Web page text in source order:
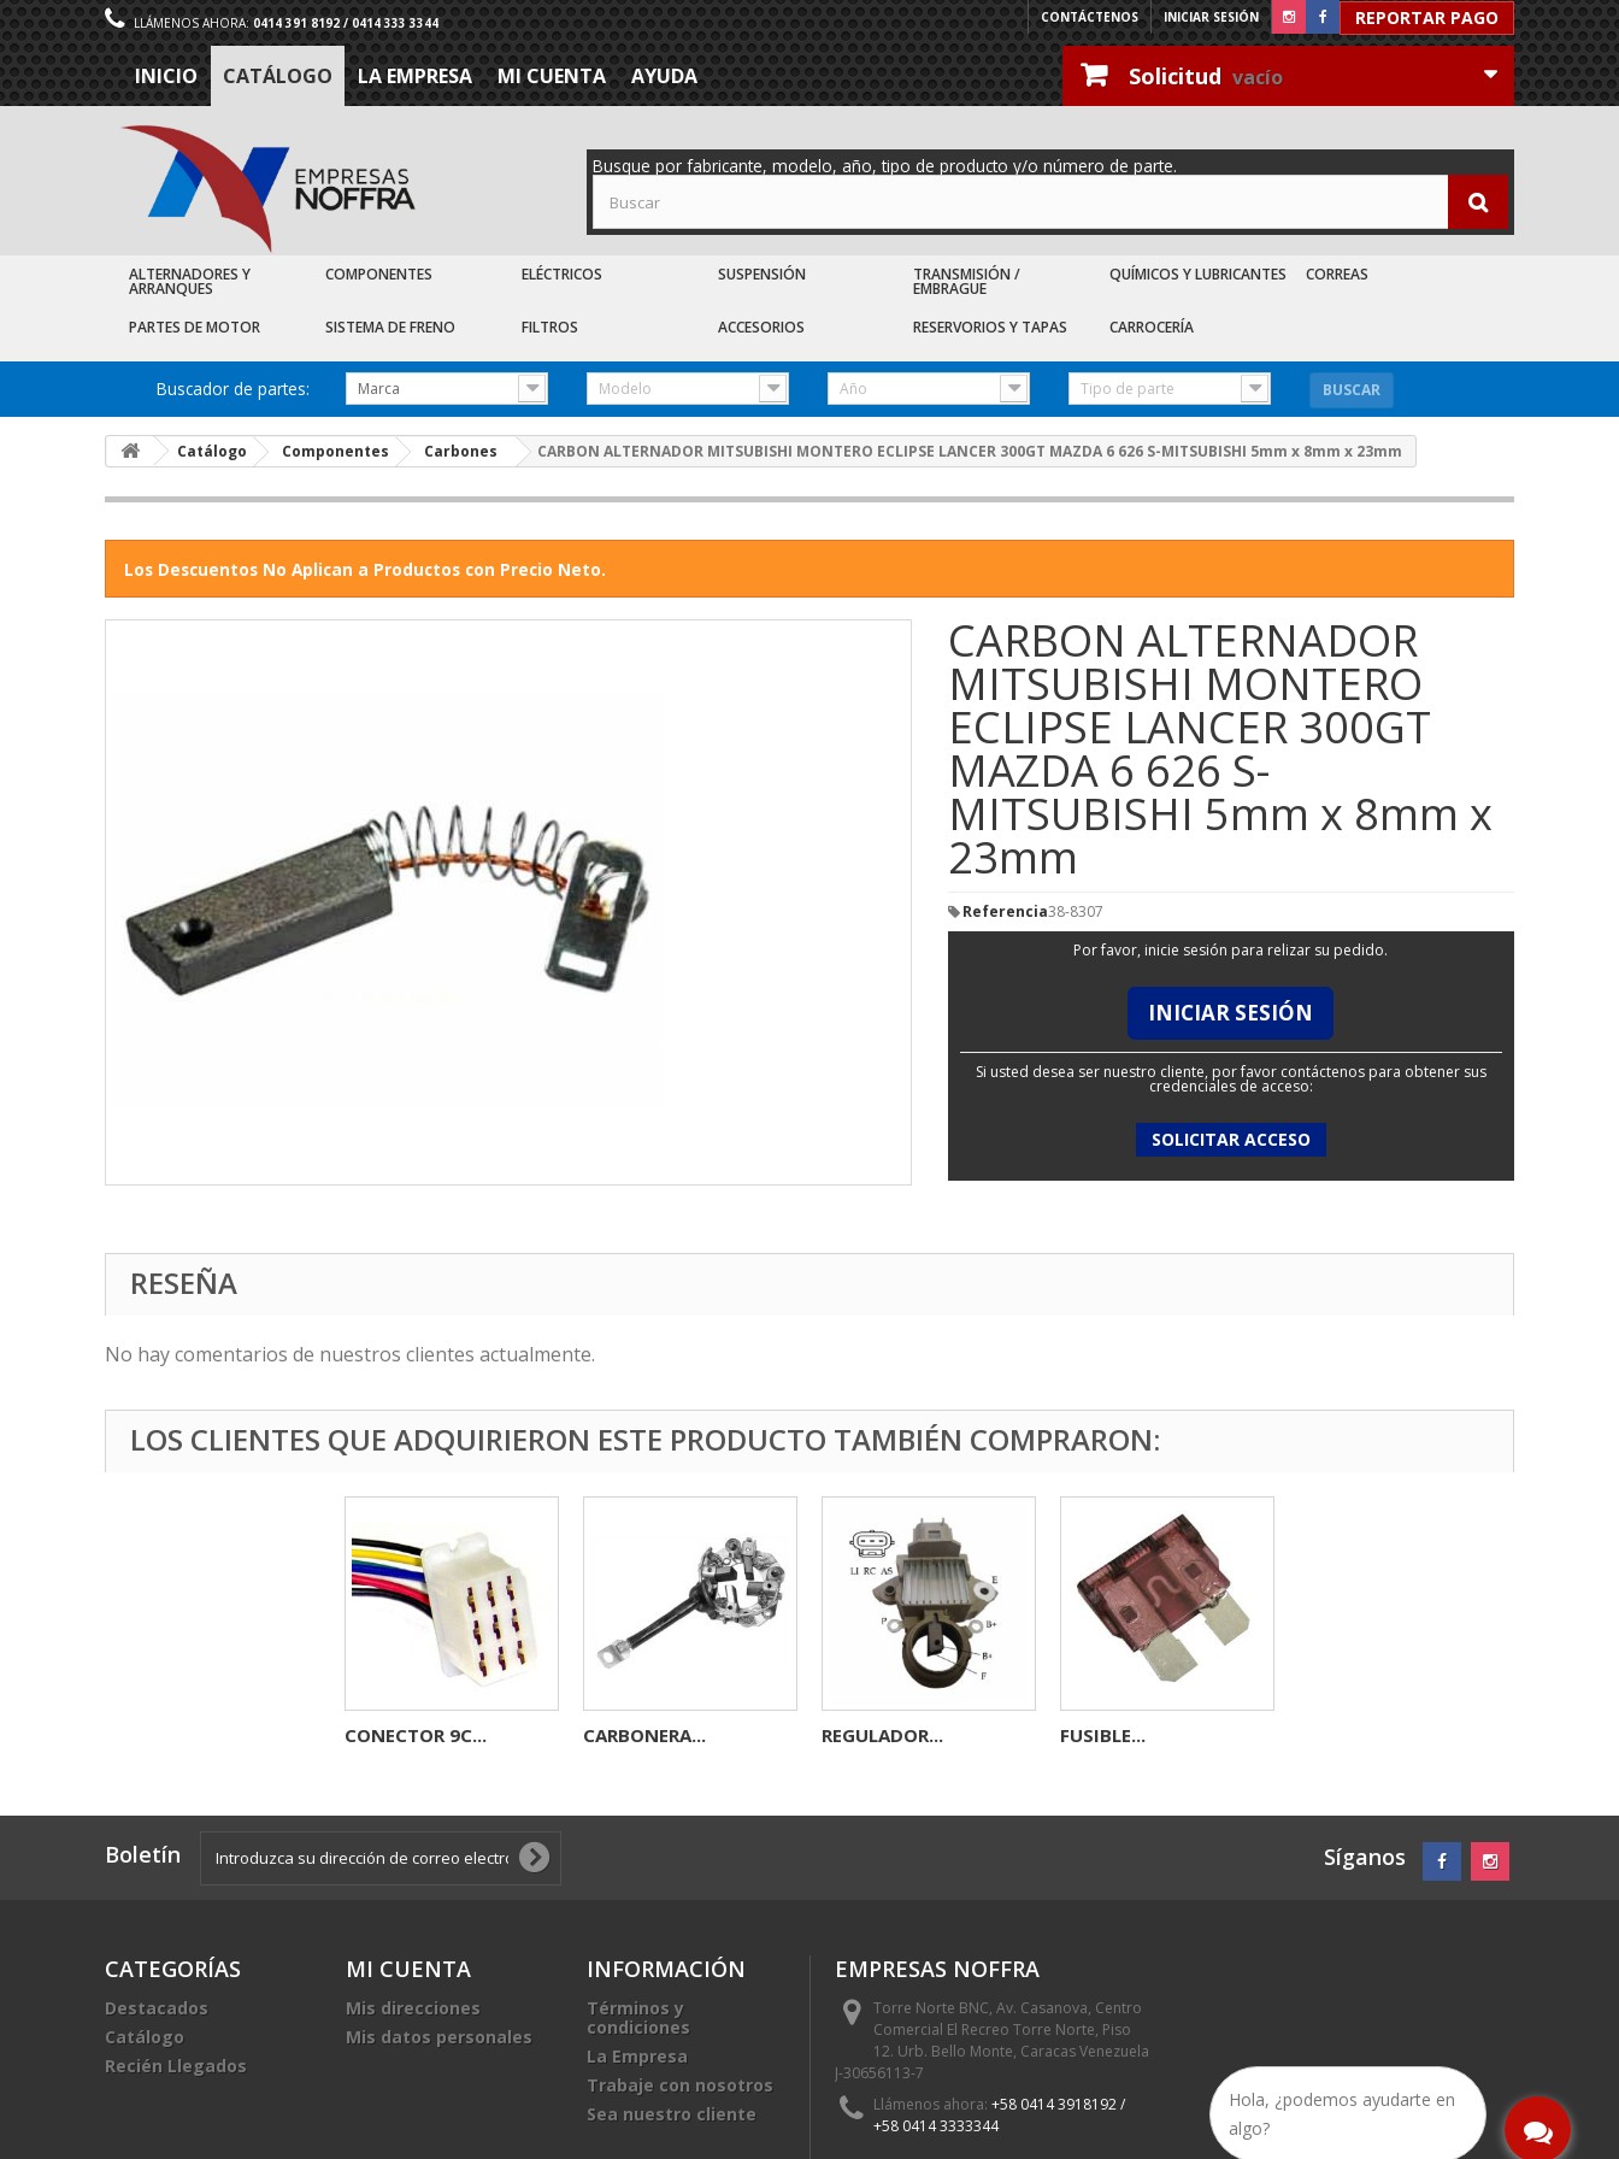
Hola, ¿podemos ayudarte en
algo?
REPORTAR PAGO
INICIAR SESIÓN
CONTÁCTENOS
LLÁMENOS AHORA: 0414 391 8192 / 0414 333 3344
INICIO CATÁLOGO LA EMPRESA MI CUENTA AYUDA Solicitud vacío
Busque por fabricante, modelo, año, tipo de producto y/o número de parte.
ALTERNADORES Y
ARRANQUES
COMPONENTES ELÉCTRICOS SUSPENSIÓN TRANSMISIÓN /
EMBRAGUE
QUÍMICOS Y LUBRICANTES CORREAS
PARTES DE MOTOR SISTEMA DE FRENO FILTROS ACCESORIOS RESERVORIOS Y TAPAS CARROCERÍA
Buscador de partes: Marca Modelo Año Tipo de parte BUSCAR
Catálogo Componentes Carbones CARBON ALTERNADOR MITSUBISHI MONTERO ECLIPSE LANCER 300GT MAZDA 6 626 S-MITSUBISHI 5mm x 8mm x 23mm
Los Descuentos No Aplican a Productos con Precio Neto.
CARBON ALTERNADOR
MITSUBISHI MONTERO
ECLIPSE LANCER 300GT
MAZDA 6 626 S-
MITSUBISHI 5mm x 8mm x
23mm
Referencia38-8307
Por favor, inicie sesión para relizar su pedido.
INICIAR SESIÓN
Si usted desea ser nuestro cliente, por favor contáctenos para obtener sus
credenciales de acceso:
SOLICITAR ACCESO
RESEÑA
No hay comentarios de nuestros clientes actualmente.
LOS CLIENTES QUE ADQUIRIERON ESTE PRODUCTO TAMBIÉN COMPRARON:
CONECTOR 9C... CARBONERA... REGULADOR... FUSIBLE...
Boletín Síganos
CATEGORÍAS
Destacados
Catálogo
Recién Llegados
MI CUENTA
Mis direcciones
Mis datos personales
INFORMACIÓN
Términos y
condiciones
La Empresa
Trabaje con nosotros
Sea nuestro cliente
EMPRESAS NOFFRA
Torre Norte BNC, Av. Casanova, Centro
Comercial El Recreo Torre Norte, Piso
12. Urb. Bello Monte, Caracas Venezuela
J-30656113-7
Llámenos ahora: +58 0414 3918192 /
+58 0414 3333344